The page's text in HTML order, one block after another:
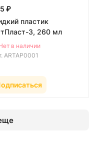
₽
пластик
3, 260 мл
в наличии
ARTAP0001